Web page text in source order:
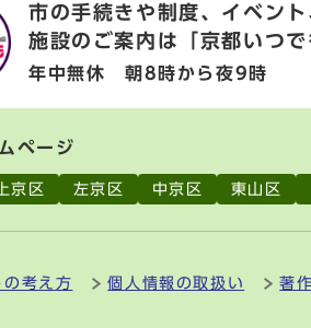
市の手続きや制度、イベント
施設のご案内は
「京都いつ
年中無休 朝8時から夜9時
ページ
上京区 左京区 中京区 東山区
の考え方 個人情報の取扱い 著